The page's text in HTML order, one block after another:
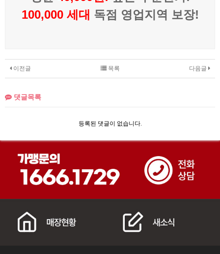
100,000 세대 독점 영업지역 보장!
이전글 다음글
목록
댓글목록
등록된 댓글이 없습니다.